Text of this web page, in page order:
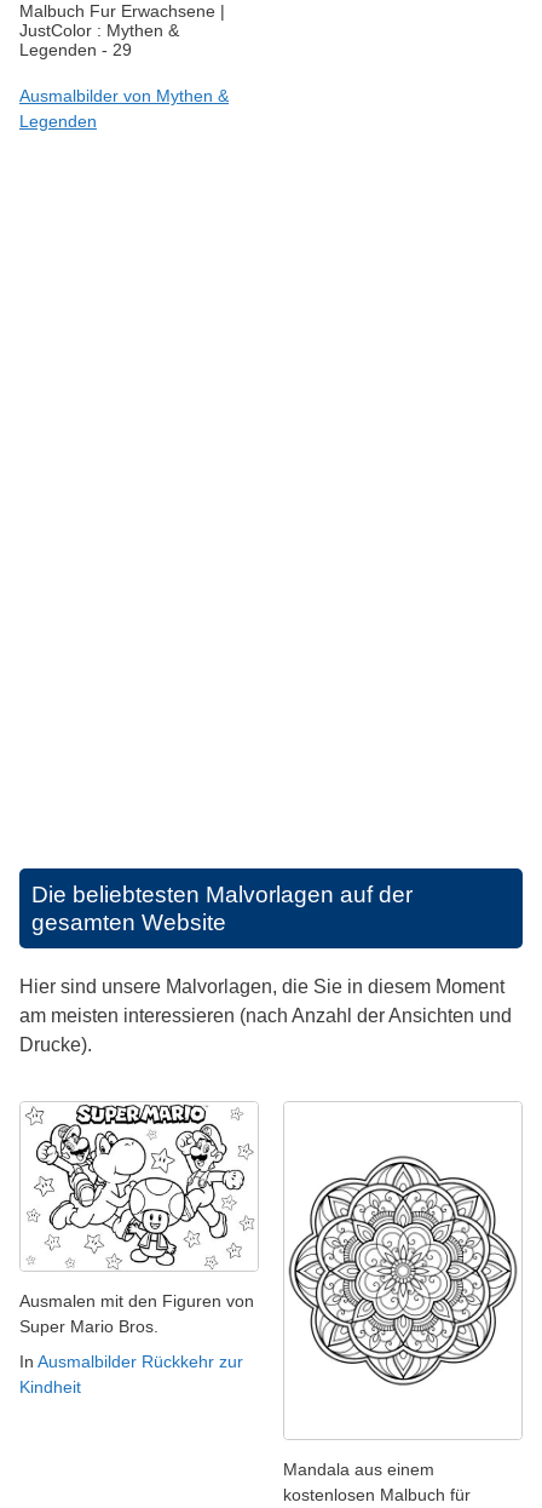
Malbuch Fur Erwachsene |
JustColor : Mythen &
Legenden - 29
Ausmalbilder von Mythen &
Legenden
Die beliebtesten Malvorlagen auf der
gesamten Website
Hier sind unsere Malvorlagen, die Sie in diesem Moment
am meisten interessieren (nach Anzahl der Ansichten und
Drucke).
Ausmalen mit den Figuren von
Super Mario Bros.
In Ausmalbilder Rückkehr zur
Kindheit
Mandala aus einem
kostenlosen Malbuch für